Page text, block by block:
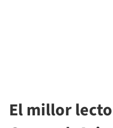
El millor